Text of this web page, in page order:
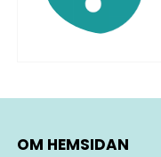
OM HEMSIDAN